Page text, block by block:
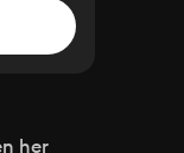
her